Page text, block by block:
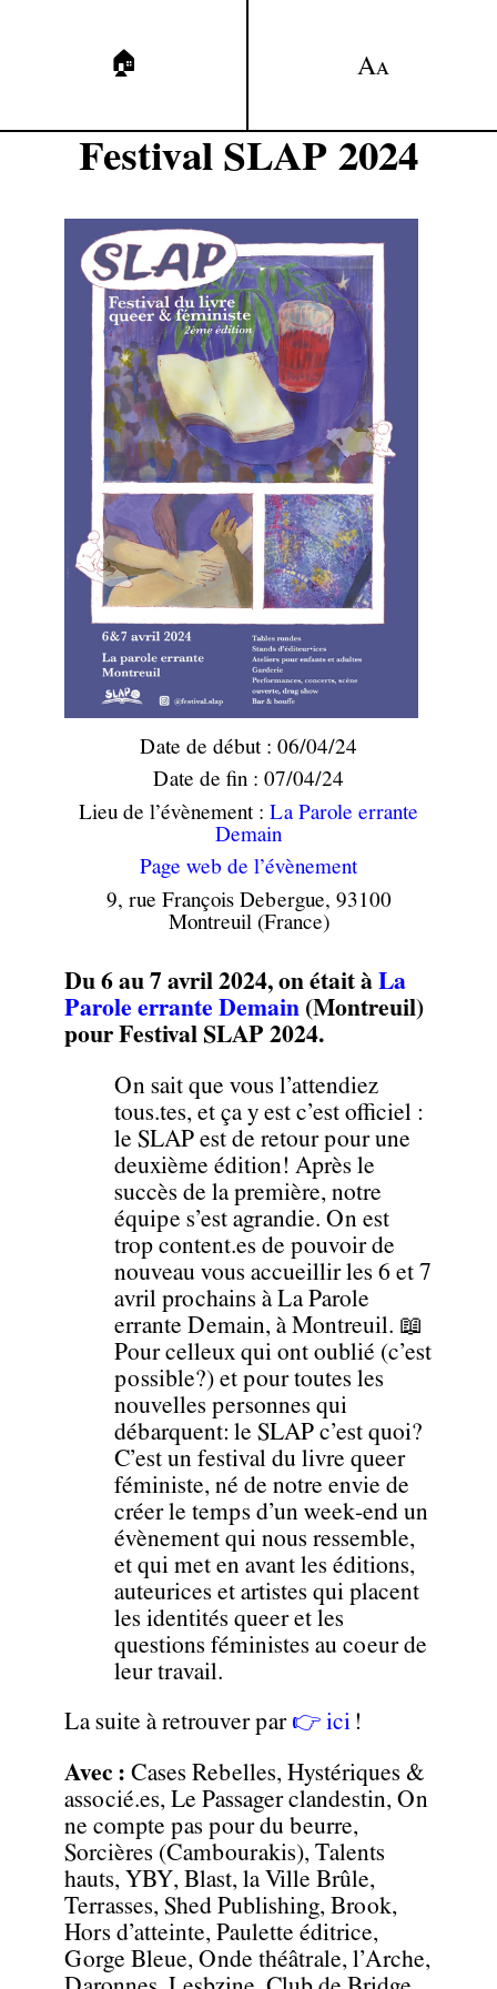
🏠 AA
Festival SLAP 2024
Date de début : 06/04/24
Date de fin : 07/04/24
Lieu de l’évènement : La Parole errante
Demain
Page web de l’évènement
9, rue François Debergue, 93100
Montreuil (France)
Du 6 au 7 avril 2024, on était àLa
Parole errante Demain (Montreuil)
pour Festival SLAP 2024.
On sait que vous l’attendiez
tous.tes, et ça y est c’est officiel :
le SLAP est de retour pour une
deuxième édition! Après le
succès de la première, notre
équipe s’est agrandie. On est
trop content.es de pouvoir de
nouveau vous accueillir les 6 et 7
avril prochains à La Parole
errante Demain, à Montreuil. 📖
Pour celleux qui ont oublié (c’est
possible?) et pour toutes les
nouvelles personnes qui
débarquent: le SLAP c’est quoi?
C’est un festival du livre queer
féministe, né de notre envie de
créer le temps d’un week-end un
évènement qui nous ressemble,
et qui met en avant les éditions,
auteurices et artistes qui placent
les identités queer et les
questions féministes au coeur de
leur travail.
La suite à retrouver par 👉 ici !
Avec : Cases Rebelles, Hystériques &
associé.es, Le Passager clandestin, On
ne compte pas pour du beurre,
Sorcières (Cambourakis), Talents
hauts, YBY, Blast, la Ville Brûle,
Terrasses, Shed Publishing, Brook,
Hors d’atteinte, Paulette éditrice,
Gorge Bleue, Onde théâtrale, l’Arche,